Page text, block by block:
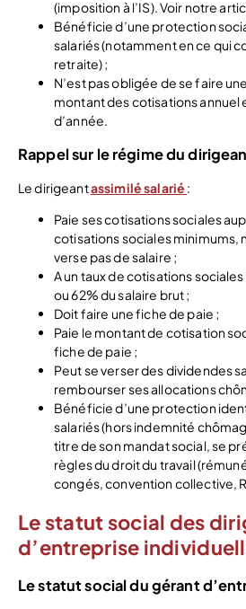
(imposition à l’IS). Voir notre
Bénéficie d’une protection
salariés (notamment en ce qui
retraite) ;
N’est pas obligée de se faire
montant des cotisations annuel
d’année.
Rappel sur le régime du
Le dirigeantassimilé salarié :
Paie ses cotisations sociales
cotisations sociales minimums,
verse pas de salaire ;
A un taux de cotisations
ou 62% du salaire brut ;
Doit faire une fiche de paie ;
Paie le montant de cotisation
fiche de paie ;
Peut se verser des dividendes
rembourser ses allocations
Bénéficie d’une protection
salariés (hors indemnité
titre de son mandat social, se
règles du droit du travail
congés, convention collective,
Le statut social des
d’entreprise
Le statut social du gérant